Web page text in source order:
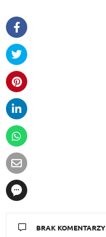
BRAK KOMENTARZY